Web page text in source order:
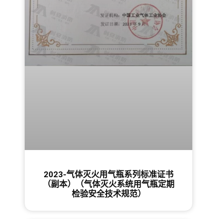
2023-气体灭火用气瓶系列标准证书
（副本）（气体灭火系统用气瓶定期
检验安全技术规范）